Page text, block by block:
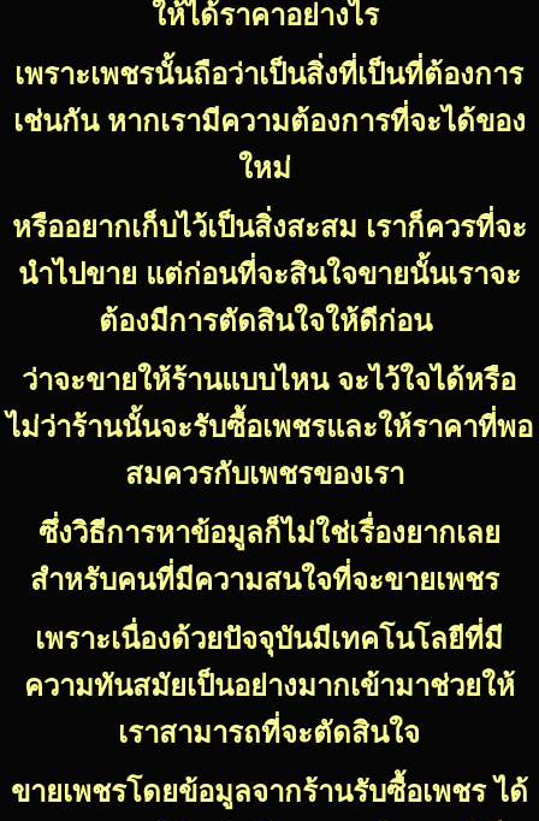
ให้ได้ราคาอย่างไร
เพราะเพชรนั้นถือว่าเป็นสิ่งที่เป็นที่ต้องการ
เช่นกัน หากเรามีความต้องการที่จะได้ของ
ใหม่
หรืออยากเก็บไว้เป็นสิ่งสะสม เราก็ควรที่จะ
นำไปขาย แต่ก่อนที่จะสินใจขายนั้นเราจะ
ต้องมีการตัดสินใจให้ดีก่อน
ว่าจะขายให้ร้านแบบไหน จะไว้ใจได้หรือ
ไม่ว่าร้านนั้นจะรับซื้อเพชรและให้ราคาที่พอ
สมควรกับเพชรของเรา
ซึ่งวิธีการหาข้อมูลก็ไม่ใช่เรื่องยากเลย
สำหรับคนที่มีความสนใจที่จะขายเพชร
เพราะเนื่องด้วยปัจจุบันมีเทคโนโลยีที่มี
ความทันสมัยเป็นอย่างมากเข้ามาช่วยให้
เราสามารถที่จะตัดสินใจ
ขายเพชรโดยข้อมูลจากร้านรับซื้อเพชร ได้